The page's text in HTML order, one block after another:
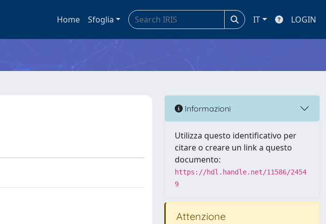
Home Sfoglia IT LOGIN
Informazioni
Utilizza questo identificativo per
citare o creare un link a questo
documento:
https://hdl.handle.net/11586/2454
9
Attenzione